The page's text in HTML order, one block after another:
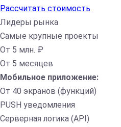
Рассчитать стоимость
Лидеры рынка
Самые крупные проекты
От 5 млн. ₽
От 5 месяцев
Мобильное приложение:
От 40 экранов (функций)
PUSH уведомления
Серверная логика (API)